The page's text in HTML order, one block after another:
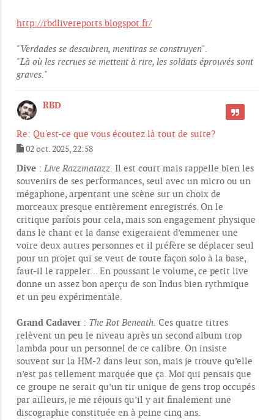
http://rbdlivereports.blogspot.fr/
"Verdades se descubren, mentiras se construyen".
"Là où les recrues se mettent à rire, les soldats éprouvés sont
graves."
RBD
Re: Qu'est-ce que vous écoutez là tout de suite?
CITER
e
s
a
g
e
02 oct. 2025, 22:58
Dive :Live Razzmatazz. Il est court mais rappelle bien les
souvenirs de ses performances, seul avec un micro ou un
mégaphone, arpentant une scène sur un choix de
morceaux presque entièrement enregistrés. On le
critique parfois pour cela, mais son engagement physique
dans le chant et la danse exigeraient d’emmener une
voire deux autres personnes et il préfère se déplacer seul
pour un projet qui se veut de toute façon solo à la base,
faut-il le rappeler… En poussant le volume, ce petit live
donne un assez bon aperçu de son Indus bien rythmique
et un peu expérimentale.
Grand Cadaver: The Rot Beneath. Ces quatre titres
relèvent un peu le niveau après un second album trop
lambda pour un personnel de ce calibre. On insiste
souvent sur la HM-2 dans leur son, mais je trouve qu’elle
n’est pas tellement marquée que ça. Moi qui pensais que
ce groupe ne serait qu’un tir unique de gens trop occupés
par ailleurs, je me réjouis qu’il y ait finalement une
discographie constituée en à peine cinq ans.